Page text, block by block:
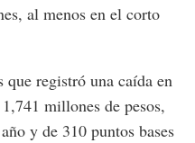
al menos en el corto
registró una caída en
millones de pesos,
y de 310 puntos bases